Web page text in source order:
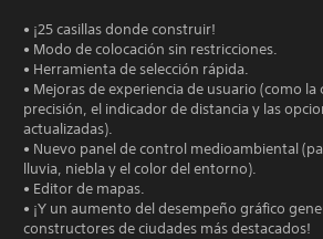
• ¡25 casillas donde construir!
• Modo de colocación sin restricciones.
• Herramienta de selección rápida.
• Mejoras de experiencia de usuario (como la
precisión, el indicador de distancia y las
actualizadas).
• Nuevo panel de control medioambiental
lluvia, niebla y el color del entorno).
• Editor de mapas.
• ¡Y un aumento del desempeño gráfico
constructores de ciudades más destacados!